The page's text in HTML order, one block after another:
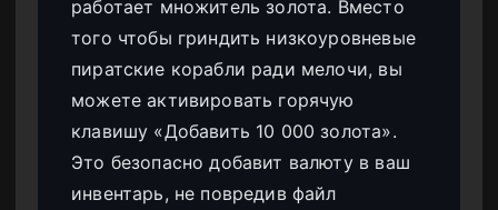
работает множитель золота. Вместо
того чтобы гриндить низкоуровневые
пиратские корабли ради мелочи, вы
можете активировать горячую
клавишу «Добавить 10 000 золота».
Это безопасно добавит валюту в ваш
инвентарь, не повредив файл